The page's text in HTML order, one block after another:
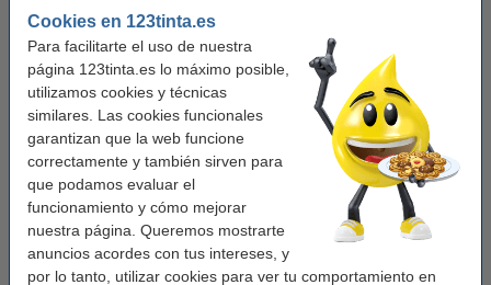
Cookies en 123tinta.es
Para facilitarte el uso de nuestra
página 123tinta.es lo máximo posible,
utilizamos cookies y técnicas
similares. Las cookies funcionales
garantizan que la web funcione
correctamente y también sirven para
que podamos evaluar el
funcionamiento y cómo mejorar
nuestra página. Queremos mostrarte
anuncios acordes con tus intereses, y
por lo tanto, utilizar cookies para ver tu comportamiento en
Imprime o escribe más sostenible
con nuestro papel reciclado A4 de
500 folios
Disponemos de folios de papel reciclado fabricados siguiendo los
más altos estándares de calidad que son perfectos para las
impresiones y uso del día a día. Aunque por su color está
destinado a resultados menos profesionales, te permitirá realizar
los mismos trabajos que el papel normal, ofreciéndote
impresiones excelentes más sostenibles tanto en blanco y negro
como a color.